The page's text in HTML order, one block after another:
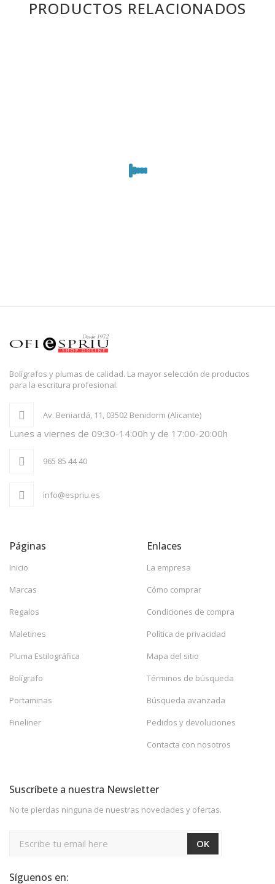
PRODUCTOS RELACIONADOS
Bolígrafos y plumas de calidad. La mayor selección de productos
para la escritura profesional.
Av. Beniardá, 11, 03502 Benidorm (Alicante)
Lunes a viernes de 09:30-14:00h y de 17:00-20:00h
965 85 44 40
info@espriu.es
Páginas
Inicio
Marcas
Regalos
Maletines
Pluma Estilográfica
Bolígrafo
Portaminas
Fineliner
Enlaces
La empresa
Cómo comprar
Condiciones de compra
Política de privacidad
Mapa del sitio
Términos de búsqueda
Búsqueda avanzada
Pedidos y devoluciones
Contacta con nosotros
Suscríbete a nuestra Newsletter
No te pierdas ninguna de nuestras novedades y ofertas.
Síguenos en: